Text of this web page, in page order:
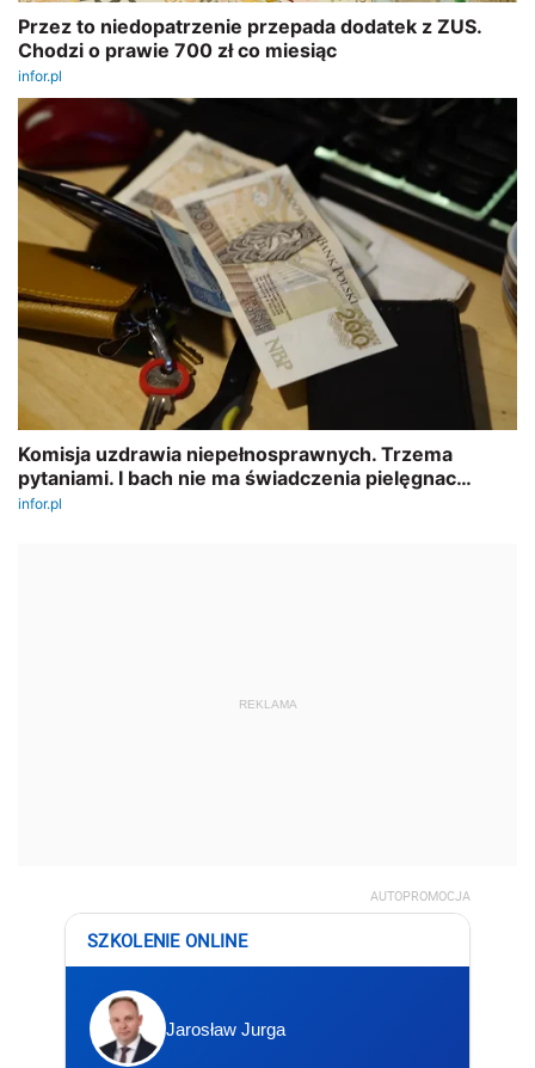
REKLAMA
AUTOPROMOCJA
SZKOLENIE ONLINE
Jarosław Jurga